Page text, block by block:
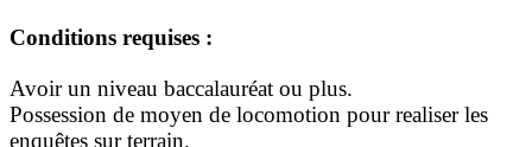
Conditions requises :
Avoir un niveau baccalauréat ou plus.
Possession de moyen de locomotion pour realiser les
enquêtes sur terrain.